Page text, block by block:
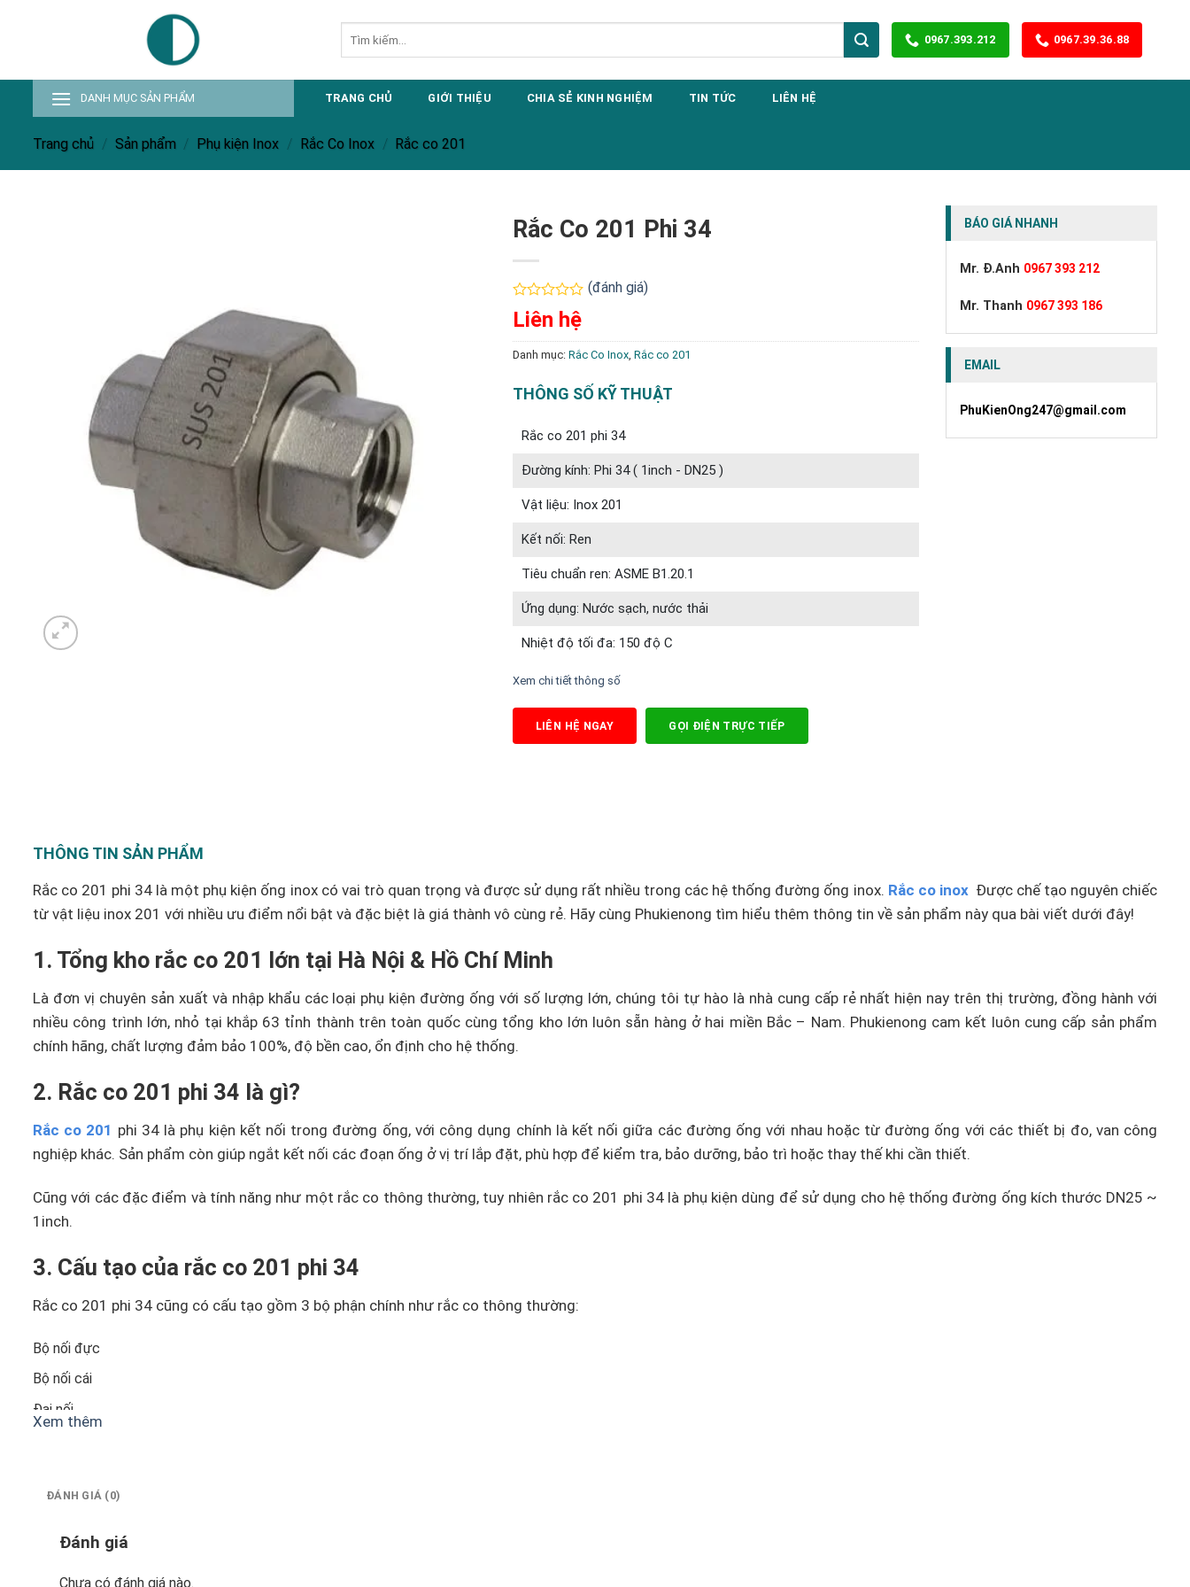
kiếm:
0967.393.212 0967.39.36.88
DANH MỤC SẢN PHẨM TRANG CHỦ GIỚI THIỆU CHIA SẺ KINH NGHIỆM TIN TỨC LIÊN HỆ
Trang chủ / Sản phẩm / Phụ kiện Inox / Rắc Co Inox / Rắc co 201
Rắc Co 201 Phi 34
Được
xếp
hạng
0
(đánh giá)
Liên hệ
Danh mục: Rắc Co Inox, Rắc co 201
THÔNG SỐ KỸ THUẬT
Rắc co 201 phi 34
Đường kính: Phi 34 ( 1inch - DN25 )
Vật liệu: Inox 201
Kết nối: Ren
Tiêu chuẩn ren: ASME B1.20.1
Ứng dụng: Nước sạch, nước thải
Nhiệt độ tối đa: 150 độ C
Xem chi tiết thông số
LIÊN HỆ NGAY GỌI ĐIỆN TRỰC TIẾP
BÁO GIÁ NHANH
Mr. Đ.Anh 0967 393 212
Mr. Thanh 0967 393 186
EMAIL
PhuKienOng247@gmail.com
THÔNG TIN SẢN PHẨM
Rắc co 201 phi 34 là một phụ kiện ống inox có vai trò quan trọng và được sử dụng rất nhiều trong các hệ thống đường ống inox. Rắc co inoxĐược chế tạo nguyên chiếc
từ vật liệu inox 201 với nhiều ưu điểm nổi bật và đặc biệt là giá thành vô cùng rẻ. Hãy cùng Phukienong tìm hiểu thêm thông tin về sản phẩm này qua bài viết dưới đây!
1. Tổng kho rắc co 201 lớn tại Hà Nội & Hồ Chí Minh
Là đơn vị chuyên sản xuất và nhập khẩu các loại phụ kiện đường ống với số lượng lớn, chúng tôi tự hào là nhà cung cấp rẻ nhất hiện nay trên thị trường, đồng hành với
nhiều công trình lớn, nhỏ tại khắp 63 tỉnh thành trên toàn quốc cùng tổng kho lớn luôn sẵn hàng ở hai miền Bắc – Nam. Phukienong cam kết luôn cung cấp sản phẩm
chính hãng, chất lượng đảm bảo 100%, độ bền cao, ổn định cho hệ thống.
2. Rắc co 201 phi 34 là gì?
Rắc co 201 phi 34 là phụ kiện kết nối trong đường ống, với công dụng chính là kết nối giữa các đường ống với nhau hoặc từ đường ống với các thiết bị đo, van công
nghiệp khác. Sản phẩm còn giúp ngắt kết nối các đoạn ống ở vị trí lắp đặt, phù hợp để kiểm tra, bảo dưỡng, bảo trì hoặc thay thế khi cần thiết.
Cũng với các đặc điểm và tính năng như một rắc co thông thường, tuy nhiên rắc co 201 phi 34 là phụ kiện dùng để sử dụng cho hệ thống đường ống kích thước DN25 ~
1inch.
3. Cấu tạo của rắc co 201 phi 34
Rắc co 201 phi 34 cũng có cấu tạo gồm 3 bộ phận chính như rắc co thông thường:
Bộ nối đực
Bộ nối cái
Đai nối
4. Thông số kỹ thuật của rắc co 201 Ø 34
Rắc co 201 phi 34
Xem thêm
ĐÁNH GIÁ (0)
Đánh giá
Chưa có đánh giá nào.